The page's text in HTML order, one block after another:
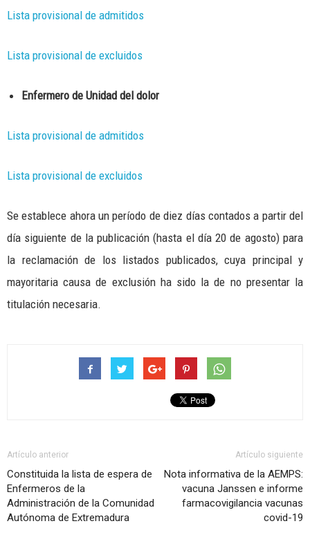
Lista provisional de admitidos
Lista provisional de excluidos
Enfermero de Unidad del dolor
Lista provisional de admitidos
Lista provisional de excluidos
Se establece ahora un período de diez días contados a partir del
día siguiente de la publicación (hasta el día 20 de agosto) para
la reclamación de los listados publicados, cuya principal y
mayoritaria causa de exclusión ha sido la de no presentar la
titulación necesaria.
Artículo anterior
Constituida la lista de espera de
Enfermeros de la
Administración de la Comunidad
Autónoma de Extremadura
Artículo siguiente
Nota informativa de la AEMPS:
vacuna Janssen e informe
farmacovigilancia vacunas
covid-19